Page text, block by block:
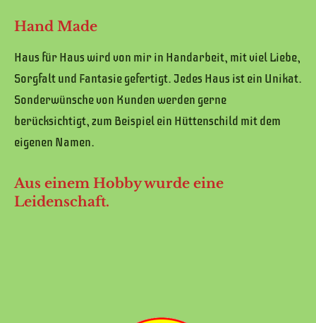
Hand Made
Haus für Haus wird von mir in Handarbeit, mit viel Liebe,
Sorgfalt und Fantasie gefertigt. Jedes Haus ist ein Unikat.
Sonderwünsche von Kunden werden gerne
berücksichtigt, zum Beispiel ein Hüttenschild mit dem
eigenen Namen.
Aus einem Hobby wurde eine
Leidenschaft.